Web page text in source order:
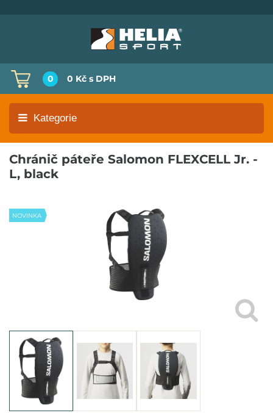
0 0 Kč s DPH
Kategorie
Chránič páteře Salomon FLEXCELL Jr. -
L, black
NOVINKA